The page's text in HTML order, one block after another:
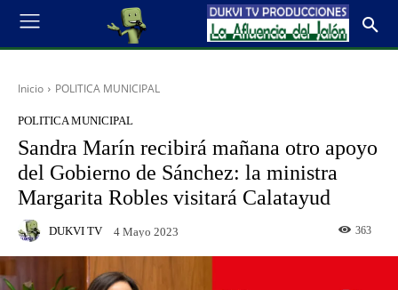
Inicio POLITICA MUNICIPAL
POLITICA MUNICIPAL
Sandra Marín recibirá mañana otro apoyo
del Gobierno de Sánchez: la ministra
Margarita Robles visitará Calatayud
DUKVI TV 4 Mayo 2023 363